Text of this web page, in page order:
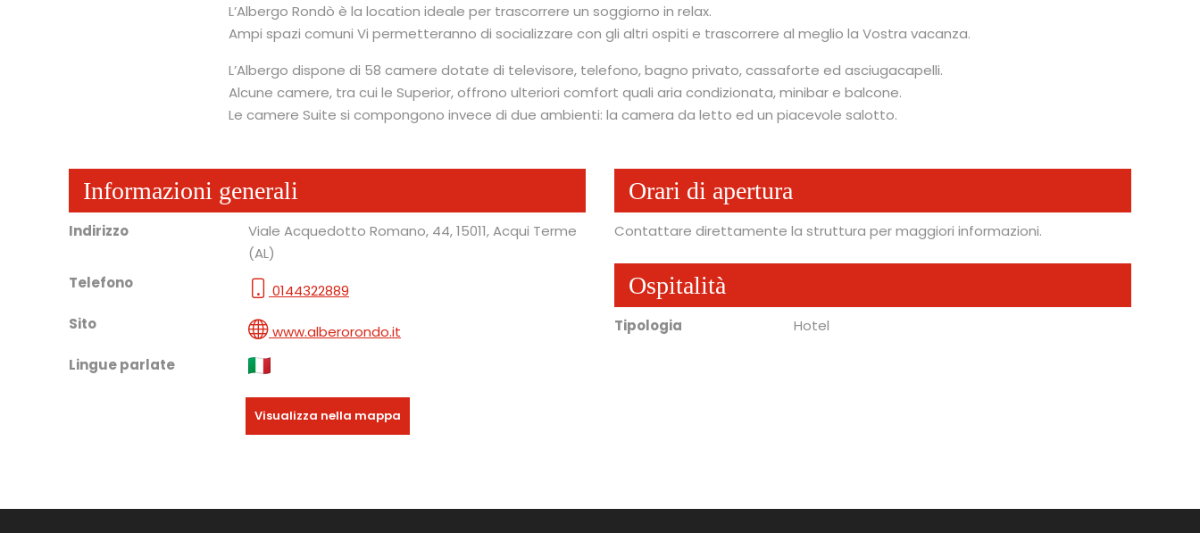
L’Albergo Rondò è la location ideale per trascorrere un soggiorno in relax.
Ampi spazi comuni Vi permetteranno di socializzare con gli altri ospiti e trascorrere al meglio la Vostra vacanza.
L’Albergo dispone di 58 camere dotate di televisore, telefono, bagno privato, cassaforte ed asciugacapelli.
Alcune camere, tra cui le Superior, offrono ulteriori comfort quali aria condizionata, minibar e balcone.
Le camere Suite si compongono invece di due ambienti: la camera da letto ed un piacevole salotto.
Informazioni generali
Indirizzo Viale Acquedotto Romano, 44, 15011, Acqui Terme
(AL)
Telefono
0144322889
Sito
www.alberorondo.it
Lingue parlate
Visualizza nella mappa
Orari di apertura
Contattare direttamente la struttura per maggiori informazioni.
Ospitalità
Tipologia Hotel